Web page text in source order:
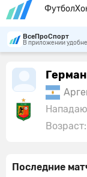
Футбол
ВсеПроСпорт
В приложении
Возраст:
Последние